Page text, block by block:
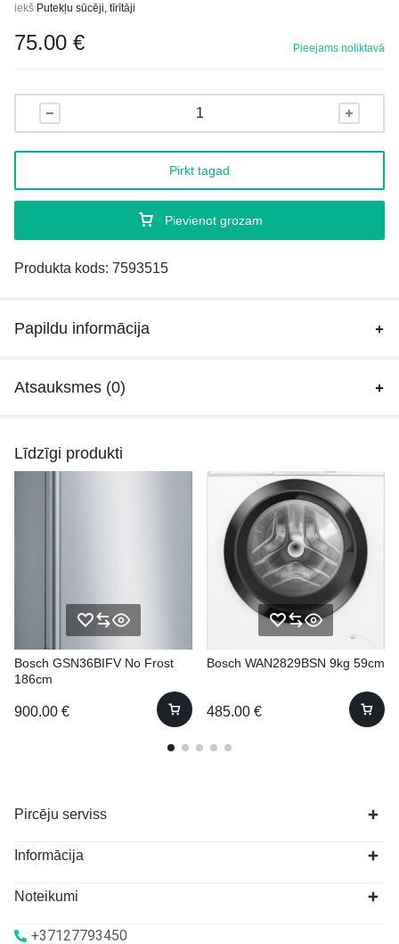
iekš Putekļu sūcēji, tīrītāji
75.00 € Pieejams noliktavā
Pievienot grozam
Pirkt tagad
Produkta kods: 7593515
Papildu informācija
Atsauksmes (0)
Līdzīgi produkti
Bosch GSN36BIFV No Frost
186cm
900.00 €
Bosch WAN2829BSN 9kg 59cm
485.00 €
Pircēju serviss
Informācija
Noteikumi
+37127793450